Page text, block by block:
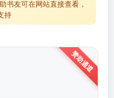
书友可在网站直接查看，
持